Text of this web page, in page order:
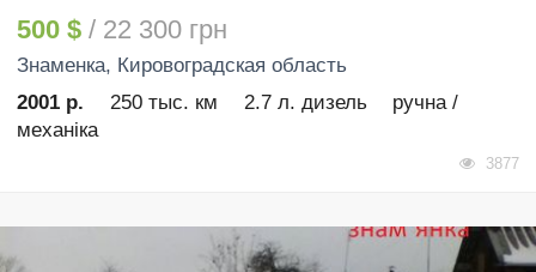
500 $ / 22 300 грн
Знаменка, Кировоградская область
2001 р.
250 тыс. км 2.7 л. дизель
ручна /
механіка
3877